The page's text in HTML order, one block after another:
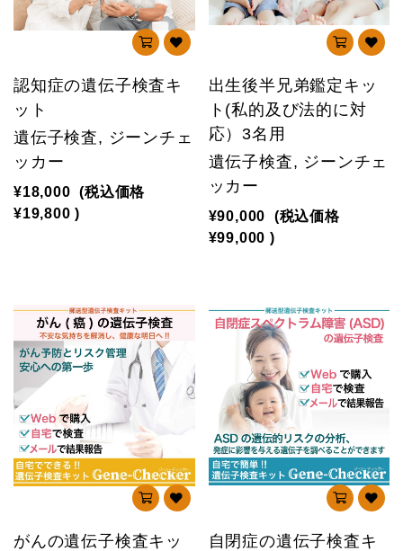
認知症の遺伝子検査キ
ット
遺伝子検査, ジーンチェ
ッカー
¥18,000 (税込価格
¥19,800 )
出生後半兄弟鑑定キッ
ト(私的及び法的に対
応）3名用
遺伝子検査, ジーンチェ
ッカー
¥90,000
(税込価格
¥99,000 )
がんの遺伝子検査キッ
自閉症の遺伝子検査キ